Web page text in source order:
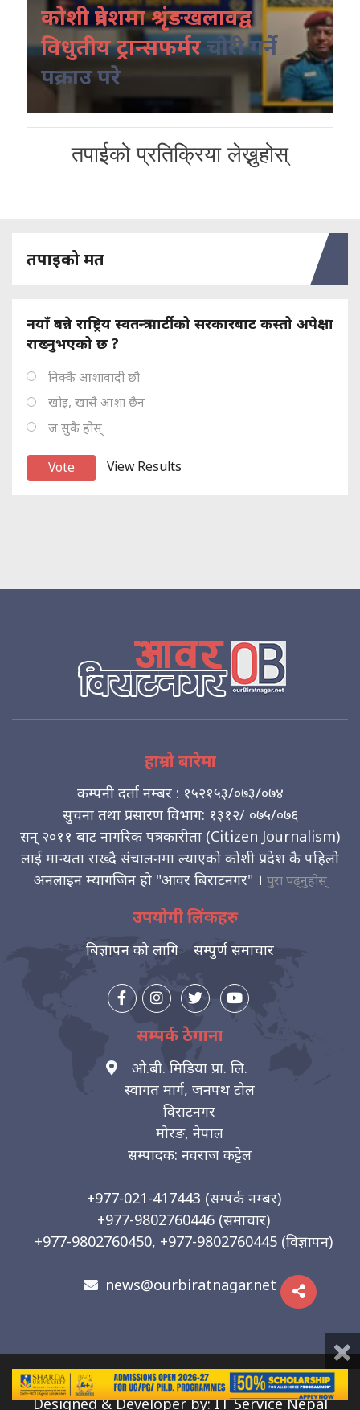
कोशी प्रदेशमा श्रृंङखलावद्व
विधुतीय ट्रान्सफर्मरचोरी गर्ने
पक्राउ परे
तपाईको प्रतिक्रिया लेख्नुहोस्
तपाइको मत
नयाँ बन्ने राष्ट्रिय स्वतन्त्र पार्टीको सरकारबाट कस्तो अपेक्षा
राख्नुभएको छ ?
निक्कै आशावादी छौ
खोइ, खासै आशा छैन
ज सुकै होस्
View Results
हाम्रो बारेमा
कम्पनी दर्ता नम्बर : १५२१५३/०७३/०७४
सुचना तथा प्रसारण विभाग: १३१२/ ०७५/०७६
सन् २०११ बाट नागरिक पत्रकारीता (Citizen Journalism)
लाई मान्यता राख्दै संचालनमा ल्याएको कोशी प्रदेश कै पहिलो
अनलाइन म्यागजिन हो "आवर बिराटनगर" । पुरा पढ्नुहोस्
उपयोगी लिंकहरु
बिज्ञापन को लागि सम्पुर्ण समाचार
सम्पर्क ठेगाना
ओ.बी. मिडिया प्रा. लि.
स्वागत मार्ग, जनपथ टोल
विराटनगर
मोरङ, नेपाल
सम्पादक: नवराज कट्टेल
+977-021-417443 (सम्पर्क नम्बर)
+977-9802760446 (समाचार)
+977-9802760450, +977-9802760445 (विज्ञापन)
news@ourbiratnagar.net
© 2026 | O.B. Media Pvt. Ltd
Designed & Developer by:IT Service Nepal
×